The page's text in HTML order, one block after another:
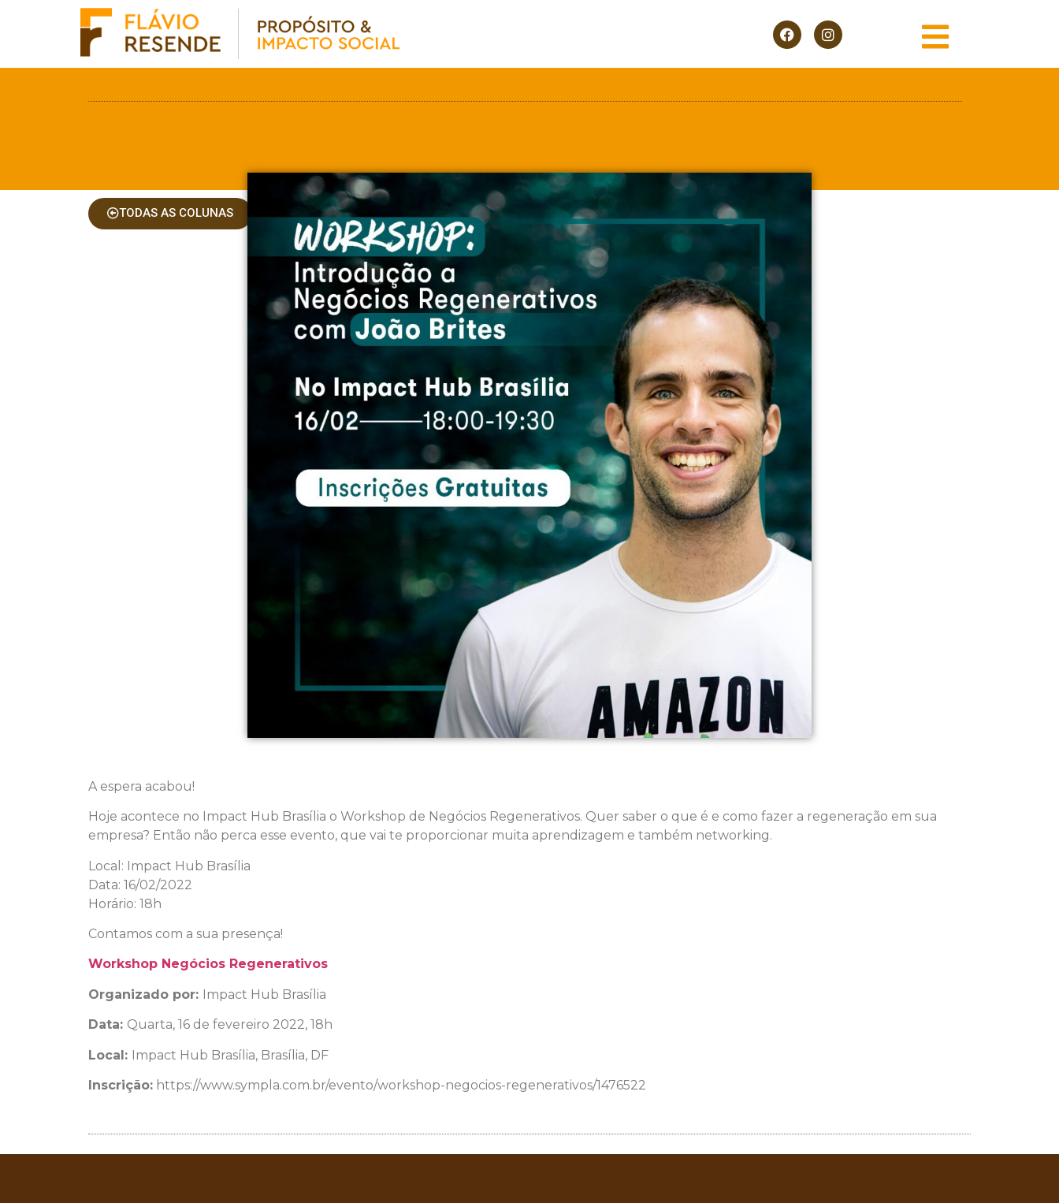
TODAS AS COLUNAS
A espera acabou!
Hoje acontece no Impact Hub Brasília o Workshop de Negócios Regenerativos. Quer saber o que é e como fazer a regeneração em sua
empresa? Então não perca esse evento, que vai te proporcionar muita aprendizagem e também networking.
Local: Impact Hub Brasília
Data: 16/02/2022
Horário: 18h
Contamos com a sua presença!
Workshop Negócios Regenerativos
Organizado por: Impact Hub Brasília
Data: Quarta, 16 de fevereiro 2022, 18h
Local: Impact Hub Brasília, Brasília, DF
Inscrição: https://www.sympla.com.br/evento/workshop-negocios-regenerativos/1476522